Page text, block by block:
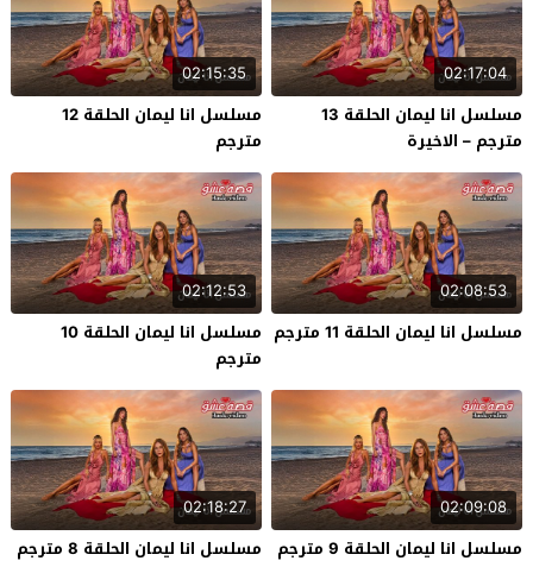
02:17:04
مسلسل انا ليمان الحلقة 13
مترجم – الاخيرة
02:15:35
مسلسل انا ليمان الحلقة 12
مترجم
02:08:53
مسلسل انا ليمان الحلقة 11 مترجم
02:12:53
مسلسل انا ليمان الحلقة 10
مترجم
02:09:08
مسلسل انا ليمان الحلقة 9 مترجم
02:18:27
مسلسل انا ليمان الحلقة 8 مترجم